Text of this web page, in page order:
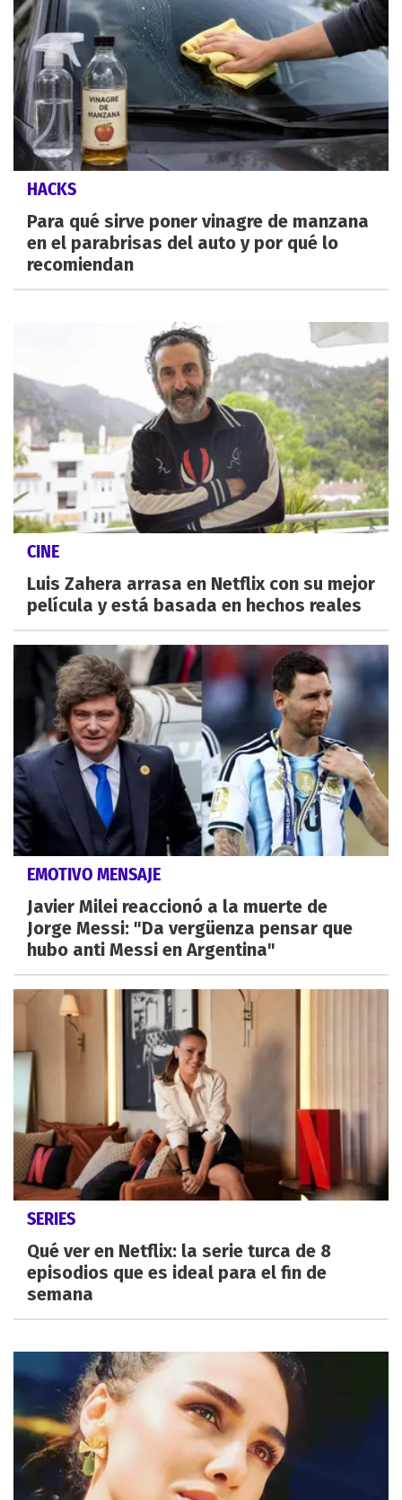
HACKS
Para qué sirve poner vinagre de manzana
en el parabrisas del auto y por qué lo
recomiendan
CINE
Luis Zahera arrasa en Netflix con su mejor
película y está basada en hechos reales
EMOTIVO MENSAJE
Javier Milei reaccionó a la muerte de
Jorge Messi: "Da vergüenza pensar que
hubo anti Messi en Argentina"
SERIES
Qué ver en Netflix: la serie turca de 8
episodios que es ideal para el fin de
semana